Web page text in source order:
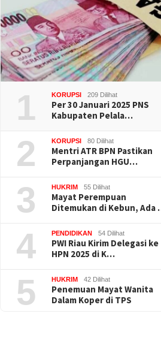
1 KORUPSI 209 Dilihat
Per 30 Januari 2025 PNS
Kabupaten Pelala…
2 KORUPSI 80 Dilihat
Mentri ATR BPN Pastikan
Perpanjangan HGU…
3 HUKRIM 55 Dilihat
Mayat Perempuan
Ditemukan di Kebun, Ada
4 PENDIDIKAN 54 Dilihat
PWI Riau Kirim Delegasi ke
HPN 2025 di K…
5 HUKRIM 42 Dilihat
Penemuan Mayat Wanita
Dalam Koper di TPS